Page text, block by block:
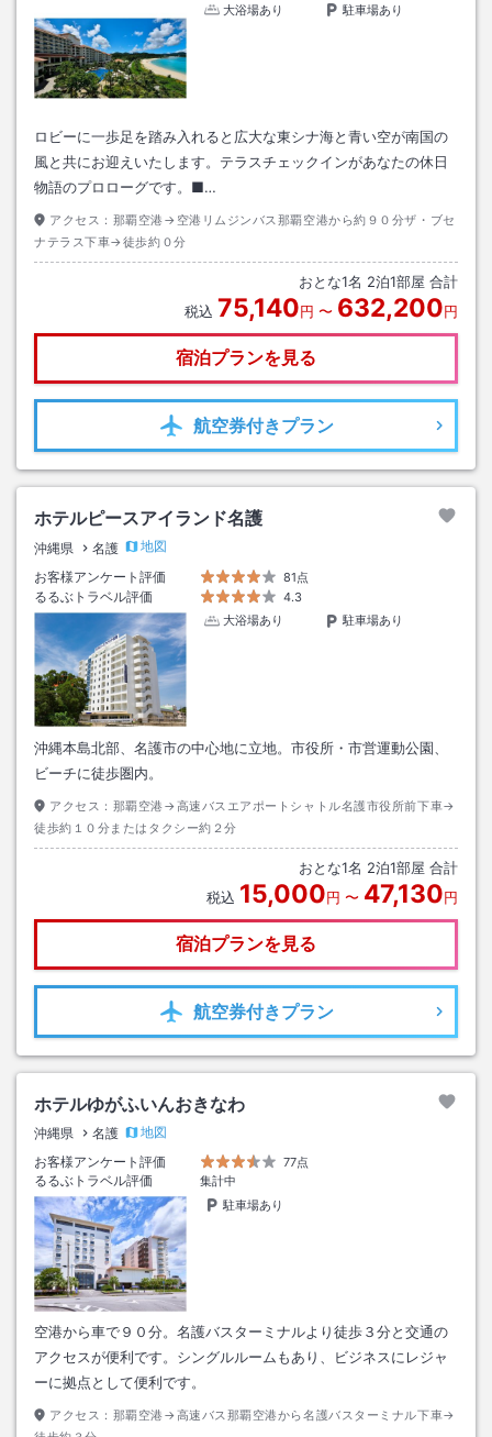
大浴場あり
駐車場あり
ロビーに一歩足を踏み入れると広大な東シナ海と青い空が南国の
風と共にお迎えいたします。テラスチェックインがあなたの休日
物語のプロローグです。■…
アクセス： 那覇空港→空港リムジンバス那覇空港から約９０分ザ・ブセ
ナテラス下車→徒歩約０分
おとな1名 2泊1部屋 合計
税込 75,140円 〜 632,200円
宿泊プランを見る
航空券付きプラン
ホテルピースアイランド名護
沖縄県 名護
地図
お客様アンケート評価
81点
るるぶトラベル評価
4.3
大浴場あり
駐車場あり
沖縄本島北部、名護市の中心地に立地。市役所・市営運動公園、
ビーチに徒歩圏内。
アクセス： 那覇空港→高速バスエアポートシャトル名護市役所前下車→
徒歩約１０分またはタクシー約２分
おとな1名 2泊1部屋 合計
税込 15,000円 〜 47,130円
宿泊プランを見る
航空券付きプラン
ホテルゆがふいんおきなわ
沖縄県 名護
地図
お客様アンケート評価
77点
るるぶトラベル評価
集計中
駐車場あり
空港から車で９０分。名護バスターミナルより徒歩３分と交通の
アクセスが便利です。シングルルームもあり、ビジネスにレジャ
ーに拠点として便利です。
アクセス： 那覇空港→高速バス那覇空港から名護バスターミナル下車→